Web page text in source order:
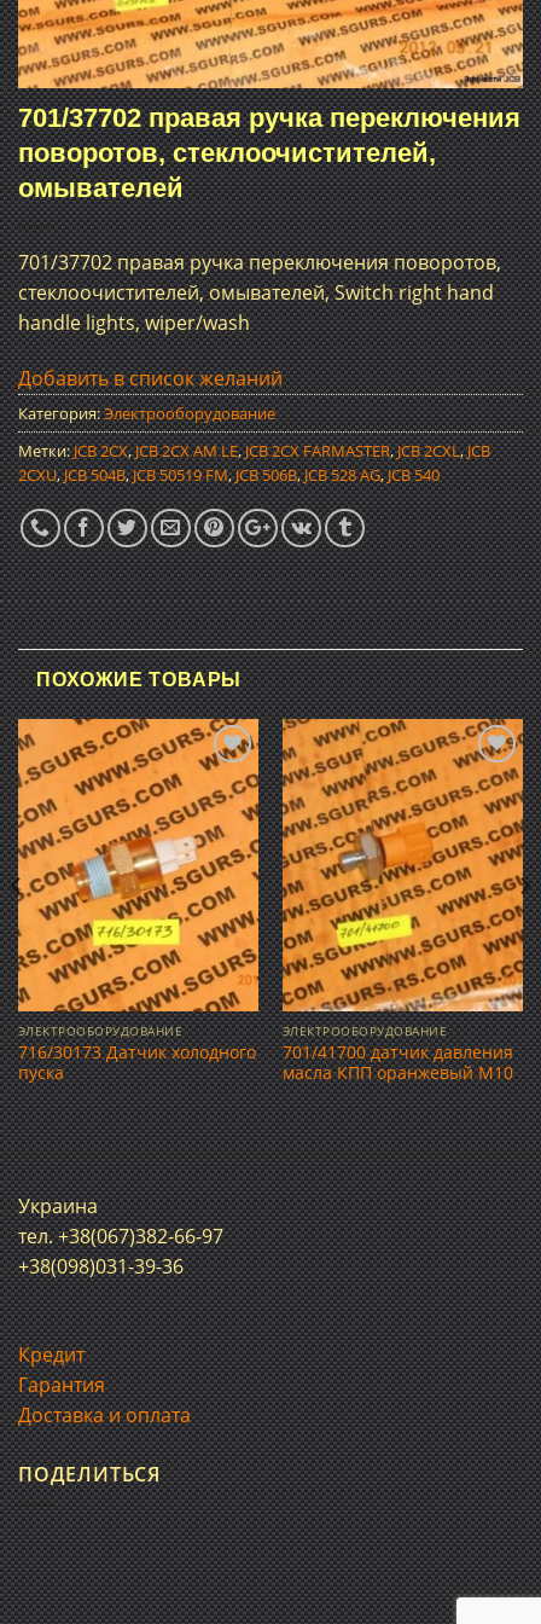
701/37702 правая ручка переключения
поворотов, стеклоочистителей,
омывателей
701/37702 правая ручка переключения поворотов,
стеклоочистителей, омывателей, Switch right hand
handle lights, wiper/wash
Добавить в список желаний
Категория:Электрооборудование
Метки:JCB 2CX,JCB 2CX AM LE,JCB 2CX FARMASTER,JCB 2CXL,JCB
2CXU,JCB 504B,JCB 50519 FM,JCB 506B,JCB 528 AG,JCB 540
ПОХОЖИЕ ТОВАРЫ
Добавить
в список
желаний
ЭЛЕКТРООБОРУДОВАНИЕ
716/30173 Датчик холодного
пуска
Добавить
в список
желаний
ЭЛЕКТРООБОРУДОВАНИЕ
701/41700 датчик давления
масла КПП оранжевый М10
Украина
тел. +38(067)382-66-97
+38(098)031-39-36
Кредит
Гарантия
Доставка и оплата
ПОДЕЛИТЬСЯ